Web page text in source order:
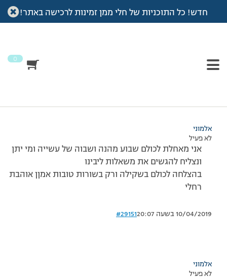
חדש! כל התוכניות של חלי ממן זמינות לרכישה באתר!
0
עמוד הבית >דיונים>פורום >לכולנו ביחד
מוצגות 3 תגובות – 1 עד 3 (מתוך 3 סה״כ)
אלמוני
לא פעיל
אני מאחלת לכולם שבוע מהנה ושבוה של עשייה ומי יתן
ונצליח להגשים את משאלות ליבינו
בהצלחה לכולם בשקילה ורק בשורות טובות אמןן אוהבת
רחלי
10/04/2019 בשעה 20:07 #29151
אלמוני
לא פעיל